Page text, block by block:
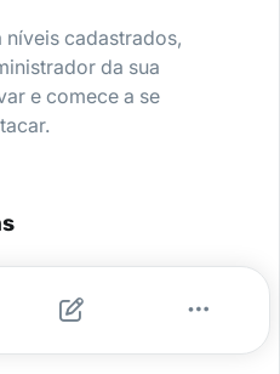
níveis cadastrados,
da sua
e comece a se
encontrada